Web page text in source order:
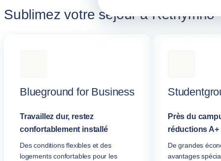
Sublimez votre séjour à Rethymno
Blueground for Business
Travaillez dur, restez
confortablement installé
Des conditions flexibles et des
logements confortables pour les
Près du
réductions A+
De grandes
avantages